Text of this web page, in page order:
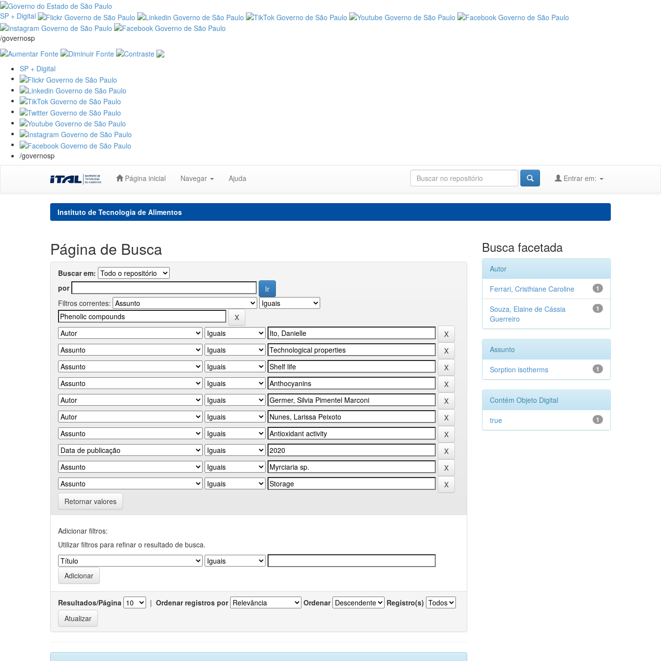
SP + Digital
/governosp
SP + Digital
/governosp
Página inicial Navegar Ajuda Entrar em:
Instituto de Tecnologia de Alimentos
Página de Busca
Buscar em:
por
Filtros correntes:
Retornar valores
Adicionar filtros:
Utilizar filtros para refinar o resultado de busca.
Resultados/Página | Ordenar registros por Ordenar Registro(s)
Busca facetada
Autor
1
Ferrari, Cristhiane Caroline
1
Souza, Elaine de Cássia
Guerreiro
Assunto
1
Sorption isotherms
Contém Objeto Digital
1
true